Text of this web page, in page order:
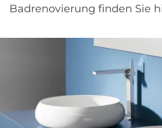
Badrenovierung finden Sie